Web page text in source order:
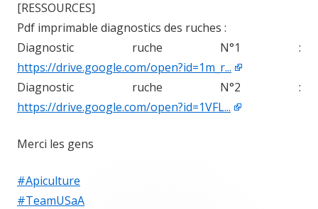
[RESSOURCES]
Pdf imprimable diagnostics des ruches :
Diagnostic ruche N°1 :
https://drive.google.com/open?id=1m_r...
Diagnostic ruche N°2 :
https://drive.google.com/open?id=1VFL...
Merci les gens
#Apiculture
#TeamUSaA